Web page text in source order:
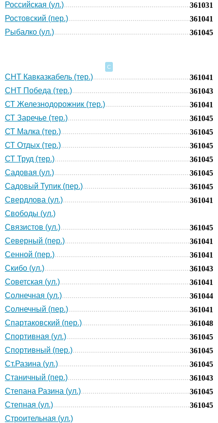
Российская (ул.)
361031
Ростовский (пер.)
361041
Рыбалко (ул.)
361045
С
СНТ Кавказкабель (тер.)
361041
СНТ Победа (тер.)
361043
СТ Железнодорожник (тер.)
361041
СТ Заречье (тер.)
361045
СТ Малка (тер.)
361045
СТ Отдых (тер.)
361045
СТ Труд (тер.)
361045
Садовая (ул.)
361045
Садовый Тупик (пер.)
361045
Свердлова (ул.)
361041
Свободы (ул.)
Связистов (ул.)
361045
Северный (пер.)
361041
Сенной (пер.)
361041
Скибо (ул.)
361043
Советская (ул.)
361041
Солнечная (ул.)
361044
Солнечный (пер.)
361041
Спартаковский (пер.)
361048
Спортивная (ул.)
361045
Спортивный (пер.)
361045
Ст.Разина (ул.)
361045
Станичный (пер.)
361043
Степана Разина (ул.)
361045
Степная (ул.)
361045
Строительная (ул.)